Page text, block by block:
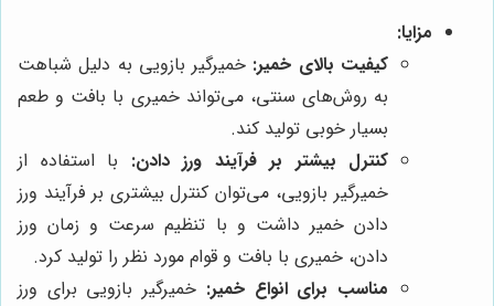
مزایا:
کیفیت بالای خمیر: خمیرگیر بازویی به دلیل شباهت
به روش‌های سنتی، می‌تواند خمیری با بافت و طعم
بسیار خوبی تولید کند.
کنترل بیشتر بر فرآیند ورز دادن: با استفاده از
خمیرگیر بازویی، می‌توان کنترل بیشتری بر فرآیند ورز
دادن خمیر داشت و با تنظیم سرعت و زمان ورز
دادن، خمیری با بافت و قوام مورد نظر را تولید کرد.
مناسب برای انواع خمیر: خمیرگیر بازویی برای ورز